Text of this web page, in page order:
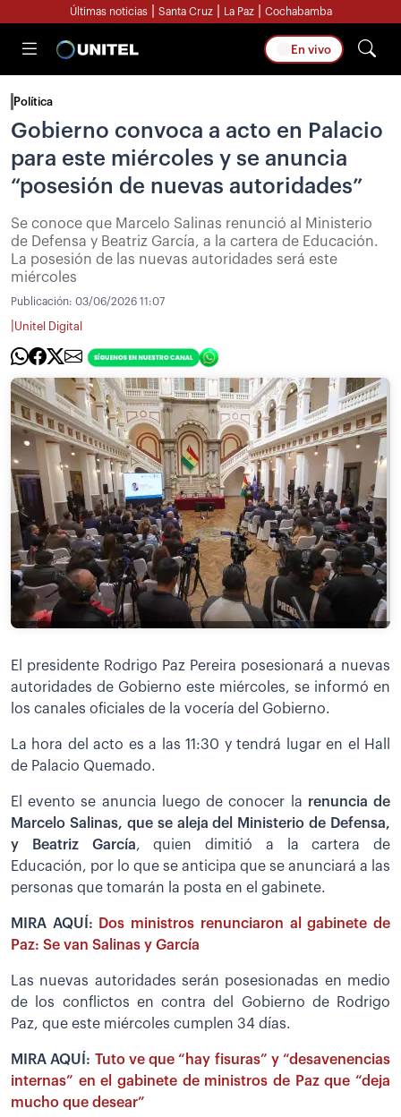
Últimas noticias Santa Cruz La Paz Cochabamba
En vivo
Política
Gobierno convoca a acto en Palacio
para este miércoles y se anuncia
“posesión de nuevas autoridades”
Se conoce que Marcelo Salinas renunció al Ministerio
de Defensa y Beatriz García, a la cartera de Educación.
La posesión de las nuevas autoridades será este
miércoles
Publicación: 03/06/2026 11:07
Unitel Digital
El presidente Rodrigo Paz Pereira posesionará a nuevas
autoridades de Gobierno este miércoles, se informó en
los canales oficiales de la vocería del Gobierno.
La hora del acto es a las 11:30 y tendrá lugar en el Hall
de Palacio Quemado.
El evento se anuncia luego de conocer la renuncia de
Marcelo Salinas, que se aleja del Ministerio de Defensa,
y Beatriz García, quien dimitió a la cartera de
Educación, por lo que se anticipa que se anunciará a las
personas que tomarán la posta en el gabinete.
MIRA AQUÍ:
Dos ministros renunciaron al gabinete de
Paz: Se van Salinas y García
Las nuevas autoridades serán posesionadas en medio
de los conflictos en contra del Gobierno de Rodrigo
Paz, que este miércoles cumplen 34 días.
MIRA AQUÍ: Tuto ve que “hay fisuras” y “desavenencias
internas” en el gabinete de ministros de Paz que “deja
mucho que desear”